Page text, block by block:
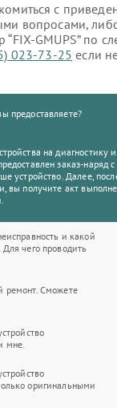
с
вопросами,
“FIX-GMUPS” по
023-73-25 если
предоставляете?
на диагностику
заказ-наряд
устройство. Далее,
вы получите акт
и какой
чего проводить
ремонт. Сможете
мне.
оригинальными